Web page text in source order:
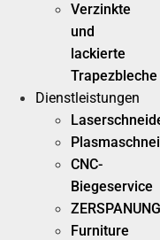
Verzinkte
und
lackierte
Trapezbleche
Dienstleistungen
CNC-
Biegeservice
Furniture